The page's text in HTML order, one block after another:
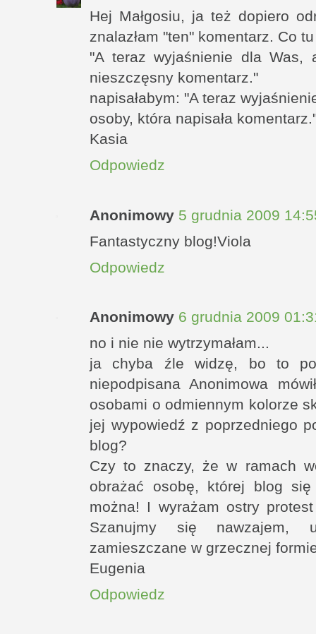
Hej Małgosiu, ja też dopiero
znalazłam "ten" komentarz. Co
"A teraz wyjaśnienie dla Was,
nieszczęsny komentarz."
napisałabym: "A teraz
osoby, która napisała
Kasia
Odpowiedz
Anonimowy 5 grudnia 2009
Fantastyczny blog!Viola
Odpowiedz
Anonimowy 6 grudnia 2009
no i nie nie wytrzymałam...
ja chyba źle widzę, bo to
niepodpisana Anonimowa
osobami o odmiennym kolorze
jej wypowiedź z poprzedniego
blog?
Czy to znaczy, że w ramach
obrażać osobę, której blog
można! I wyrażam ostry
Szanujmy się nawzajem,
zamieszczane w grzecznej
Eugenia
Odpowiedz